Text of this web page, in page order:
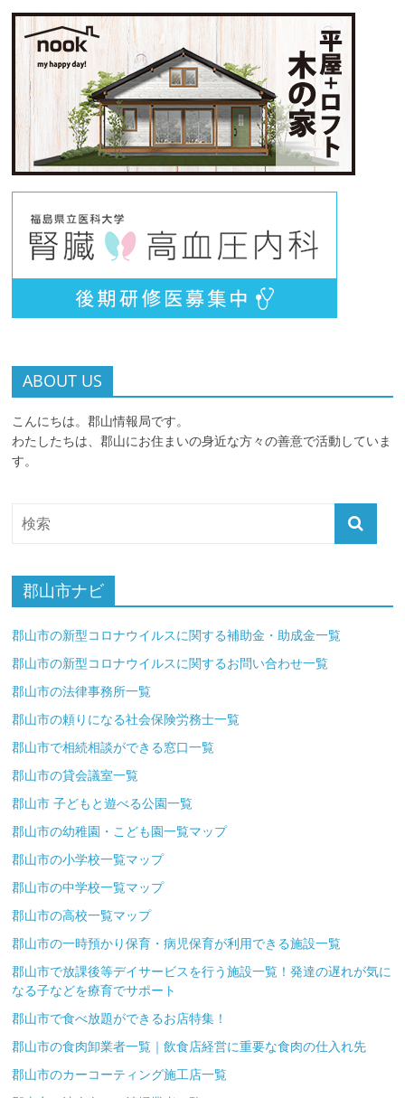
ABOUT US
こんにちは。郡山情報局です。
わたしたちは、郡山にお住まいの身近な方々の善意で活動していま
す。
郡山市ナビ
郡山市の新型コロナウイルスに関する補助金・助成金一覧
郡山市の新型コロナウイルスに関するお問い合わせ一覧
郡山市の法律事務所一覧
郡山市の頼りになる社会保険労務士一覧
郡山市で相続相談ができる窓口一覧
郡山市の貸会議室一覧
郡山市 子どもと遊べる公園一覧
郡山市の幼稚園・こども園一覧マップ
郡山市の小学校一覧マップ
郡山市の中学校一覧マップ
郡山市の高校一覧マップ
郡山市の一時預かり保育・病児保育が利用できる施設一覧
郡山市で放課後等デイサービスを行う施設一覧！発達の遅れが気に
なる子などを療育でサポート
郡山市で食べ放題ができるお店特集！
郡山市の食肉卸業者一覧｜飲食店経営に重要な食肉の仕入れ先
郡山市のカーコーティング施工店一覧